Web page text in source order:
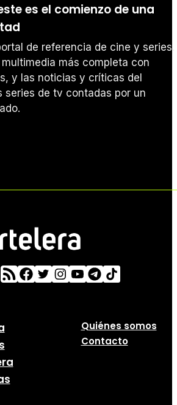
es el comienzo de una
de referencia de cine y series.
más completa con
y las noticias y críticas del
series de tv contadas por un
Quiénes somos
Contacto